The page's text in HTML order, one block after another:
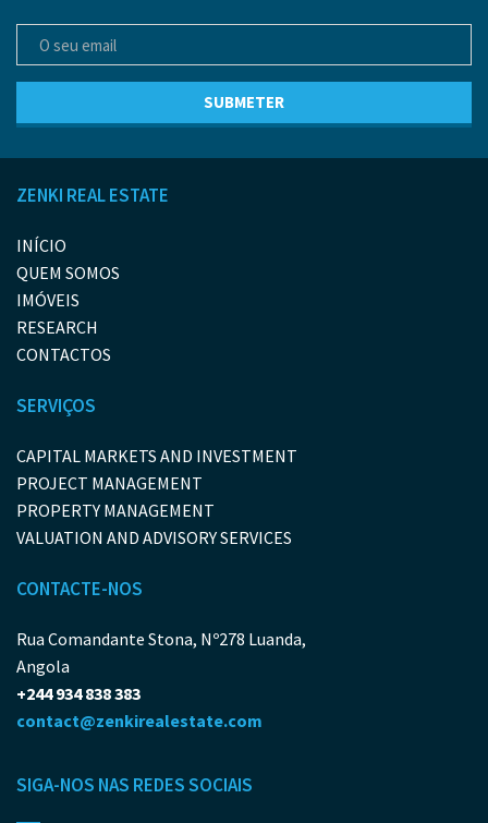
ZENKI REAL ESTATE
INÍCIO
QUEM SOMOS
IMÓVEIS
RESEARCH
CONTACTOS
SERVIÇOS
CAPITAL MARKETS AND INVESTMENT
PROJECT MANAGEMENT
PROPERTY MANAGEMENT
VALUATION AND ADVISORY SERVICES
CONTACTE-NOS
Rua Comandante Stona, Nº278 Luanda,
Angola
+244 934 838 383
contact@zenkirealestate.com
SIGA-NOS NAS REDES SOCIAIS